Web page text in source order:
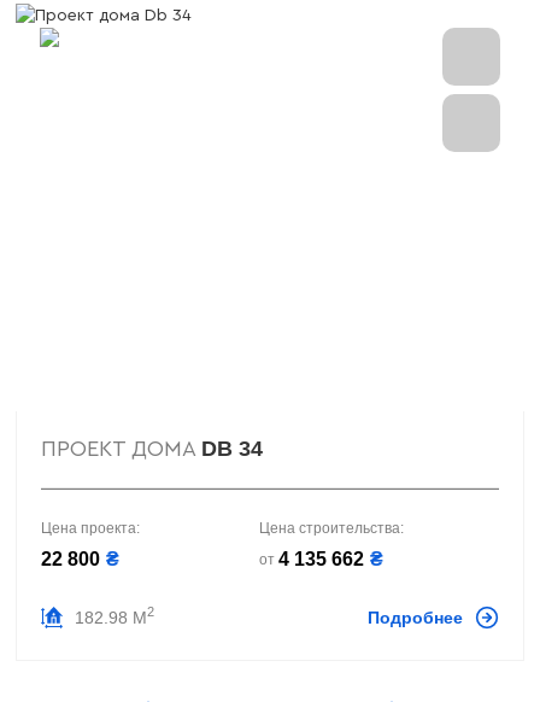
ПРОЕКТ ДОМА DB 34
Цена проекта:
22 800 ₴
Цена строительства:
от 4 135 662 ₴
182.98 М2 Подробнее